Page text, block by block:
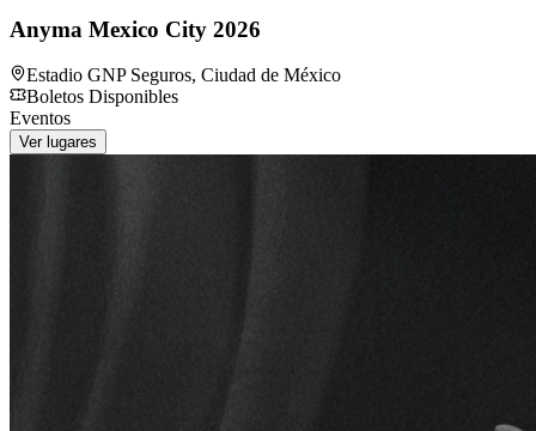
Anyma Mexico City 2026
Estadio GNP Seguros, Ciudad de México
Boletos Disponibles
Eventos
Ver lugares